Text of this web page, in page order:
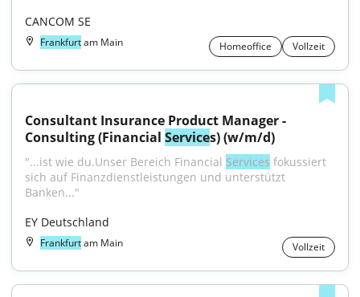
CANCOM SE
Frankfurtam Main Homeoffice Vollzeit
Consultant Insurance Product Manager -
Consulting (Financial Services) (w/m/d)
"...ist wie du.Unser Bereich Financial Services fokussiert
sich auf Finanzdienstleistungen und unterstützt
Banken..."
EY Deutschland
Frankfurtam Main Vollzeit